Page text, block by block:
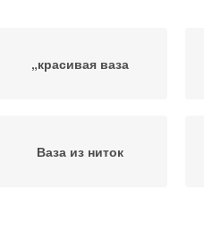
„красивая ваза
Ваза из ниток